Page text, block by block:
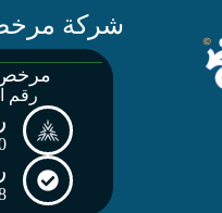
شركة
مرخص
رقم